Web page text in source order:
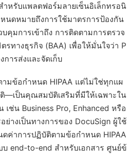
ำหรับแพลตฟอร์มลายเซ็นอิเล็กทรอนิ
นดหมายถึงการใช้มาตรการป้องกัน
คุมการเข้าถึง การติดตามการตรวจ
ทางธุรกิจ (BAA) เพื่อให้มั่นใจว่า P
การส่งและจัดเก็บ
มข้อกำหนด HIPAA แต่ไม่ใช่ทุกแผ
—เป็นคุณสมบัติเสริมที่มีให้เฉพาะใน
ช่น Business Pro, Enhanced หรือ
ย่างเป็นทางการของ DocuSign ผู้ใช้
ดค่าการปฏิบัติตามข้อกำหนด HIPAA
บ end-to-end สำหรับเอกสาร ศูนย์ข้